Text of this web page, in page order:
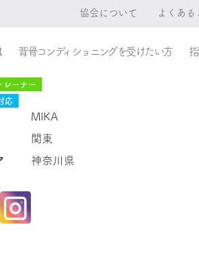
協会について よくある
背骨コンディショニングを受けたい方
レーナー
応
MIKA
関東
神奈川県